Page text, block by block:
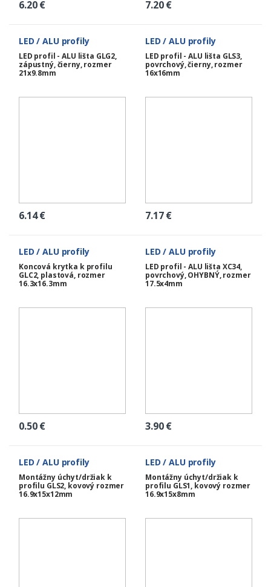
6.20€ 7.20€
LED / ALU profily
LED profil - ALU lišta GLG2,
zápustný, čierny, rozmer
21x9.8mm
6.14€
LED / ALU profily
LED profil - ALU lišta GLS3,
povrchový, čierny, rozmer
16x16mm
7.17€
LED / ALU profily
Koncová krytka k profilu
GLC2, plastová, rozmer
16.3x16.3mm
0.50€
LED / ALU profily
LED profil - ALU lišta XC34,
povrchový, OHYBNÝ, rozmer
17.5x4mm
3.90€
LED / ALU profily
Montážny úchyt/držiak k
profilu GLS2, kovový rozmer
16.9x15x12mm
LED / ALU profily
Montážny úchyt/držiak k
profilu GLS1, kovový rozmer
16.9x15x8mm